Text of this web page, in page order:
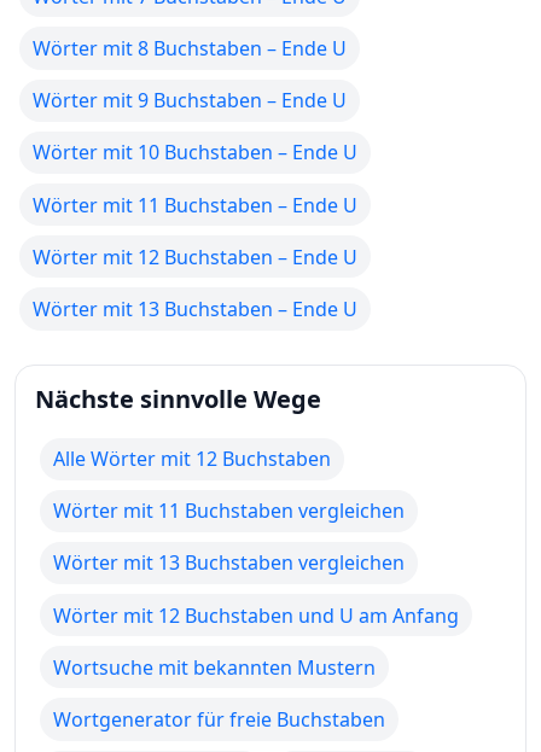
Wörter mit 8 Buchstaben – Ende U
Wörter mit 9 Buchstaben – Ende U
Wörter mit 10 Buchstaben – Ende U
Wörter mit 11 Buchstaben – Ende U
Wörter mit 12 Buchstaben – Ende U
Wörter mit 13 Buchstaben – Ende U
Nächste sinnvolle Wege
Alle Wörter mit 12 Buchstaben
Wörter mit 11 Buchstaben vergleichen
Wörter mit 13 Buchstaben vergleichen
Wörter mit 12 Buchstaben und U am Anfang
Wortsuche mit bekannten Mustern
Wortgenerator für freie Buchstaben